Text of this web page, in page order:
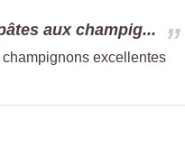
aux champig...
excellentes